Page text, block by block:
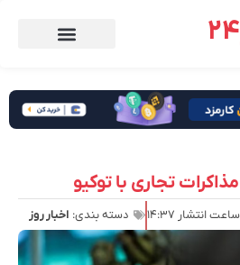
تجاری با توکیو
ساعت انتشار ۱۴:۳۷ دسته بندی: اخبار روز